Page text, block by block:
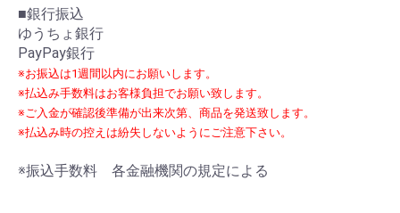
■銀行振込
ゆうちょ銀行
PayPay銀行
※お振込は1週間以内にお願いします。
※払込み手数料はお客様負担でお願い致します。
※ご入金が確認後準備が出来次第、商品を発送致します。
※払込み時の控えは紛失しないようにご注意下さい。
※振込手数料 各金融機関の規定による